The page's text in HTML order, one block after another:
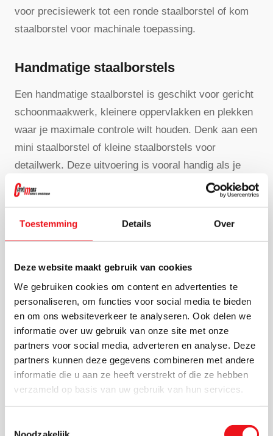
Toestemming Details Over
Deze website maakt gebruik van cookies
We gebruiken cookies om content en advertenties te
personaliseren, om functies voor social media te bieden
en om ons websiteverkeer te analyseren. Ook delen we
informatie over uw gebruik van onze site met onze
partners voor social media, adverteren en analyse. Deze
partners kunnen deze gegevens combineren met andere
informatie die u aan ze heeft verstrekt of die ze hebben
verzameld op basis van uw gebruik van hun services.
voor precisiewerk tot een ronde staalborstel of kom
staalborstel voor machinale toepassing.
Handmatige staalborstels
Een handmatige staalborstel is geschikt voor gericht
schoonmaakwerk, kleinere oppervlakken en plekken
waar je maximale controle wilt houden. Denk aan een
mini staalborstel of kleine staalborstels voor
detailwerk. Deze uitvoering is vooral handig als je
niet met aangedreven gereedschap wilt werken of
plaatselijk vuil en roest wilt verwijderen.
Roterende staalborstels
Een roterende staalborstel is bedoeld voor montage
op een machine. Hieronder vallen onder meer een
staalborstelwiel, staalborstelcup, staalborstelschijf en
ronde staalborstels. Deze uitvoeringen zijn geschikt
wanneer je sneller wilt werken of een gelijkmatiger
resultaat nodig hebt. Zoek je op roterende
staalborstels, staalborstel roterend of staalborstel
wiel, dan kom je meestal uit bij deze categorie.
Kom-, wiel- en ronde borstels